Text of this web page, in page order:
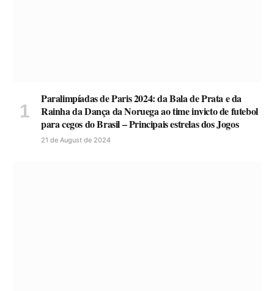
Paralimpíadas de Paris 2024: da Bala de Prata e da
Rainha da Dança da Noruega ao time invicto de futebol
para cegos do Brasil – Principais estrelas dos Jogos
21 de August de 2024